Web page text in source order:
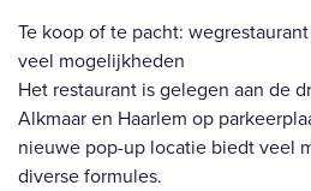
Te koop of te pacht:
veel mogelijkheden
Het restaurant is gelegen aan de
Alkmaar en Haarlem op
nieuwe pop-up locatie biedt veel
diverse formules.